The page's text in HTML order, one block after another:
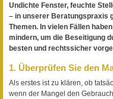
Undichte Fenster, feuchte
– in unserer Beratungspraxis
Themen. In vielen Fällen
mindern, um die Beseitigung
besten und rechtssicher
1. Überprüfen Sie den
Als erstes ist zu klären, ob
wenn der Mangel den